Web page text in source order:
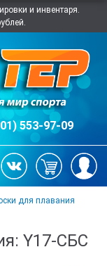
и инвентаря.
553-97-09
для плавания
Y17-СБС